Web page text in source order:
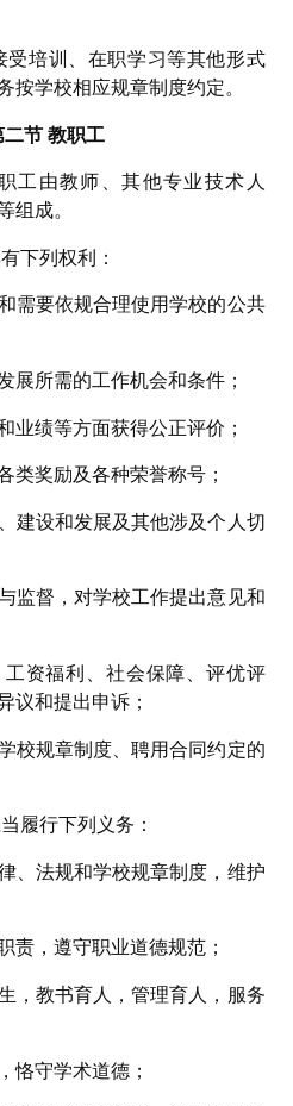
受培训、在职学习等其他形式
按学校相应规章制度约定。
二节 教职工
工由教师、其他专业技术人
组成。
下列权利：
需要依规合理使用学校的公共
展所需的工作机会和条件；
业绩等方面获得公正评价；
类奖励及各种荣誉称号；
建设和发展及其他涉及个人切
监督，对学校工作提出意见和
工资福利、社会保障、评优评
议和提出申诉；
校规章制度、聘用合同约定的
履行下列义务：
、法规和学校规章制度，维护
责，遵守职业道德规范；
，教书育人，管理育人，服务
恪守学术道德；